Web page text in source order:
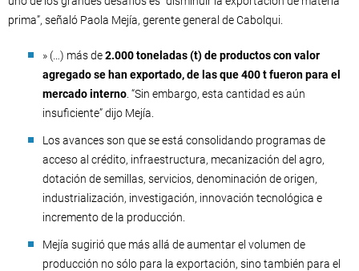
prima”, señaló Paola Mejía, gerente general de Cabolqui.
» (…) más de2.000 toneladas (t) de productos con valor
agregado se han exportado, de las que 400 t fueron para el
mercado interno . “Sin embargo, esta cantidad es aún
insuficiente” dijo Mejía.
Los avances son que se está consolidando programas de
acceso al crédito, infraestructura, mecanización del agro,
dotación de semillas, servicios, denominación de origen,
industrialización, investigación, innovación tecnológica e
incremento de la producción.
Mejía sugirió que más allá de aumentar el volumen de
producción no sólo para la exportación, sino también para el